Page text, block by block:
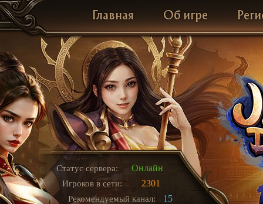
Главная Об игре
Статус сервера: Онлайн
Игроков в сети: 2301
Рекомендуемый канал: 15